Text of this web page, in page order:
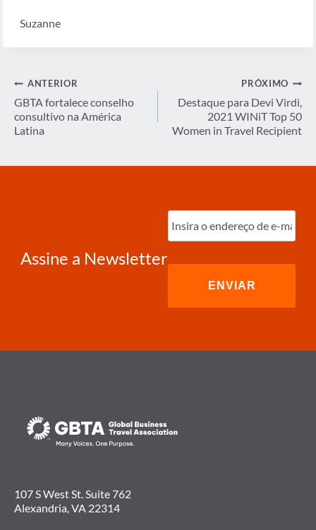
Suzanne
Navegação
de
Post
ANTERIOR
GBTA fortalece conselho
consultivo na América
Latina
PRÓXIMO
Destaque para Devi Virdi,
2021 WINiT Top 50
Women in Travel Recipient
Assine a Newsletter
Digite
o
e-
107 S West St. Suite 762
Alexandria, VA 22314